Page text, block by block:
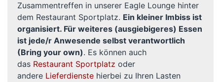
Zusammentreffen in unserer Eagle Lounge hinter
dem Restaurant Sportplatz. Ein kleiner Imbiss ist
organisiert. Für weiteres (ausgiebigeres) Essen
ist jede/r Anwesende selbst verantwortlich
(Bring your own). Es können auch
das Restaurant Sportplatz oder
andere Lieferdienste hierbei zu Ihren Lasten